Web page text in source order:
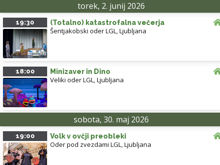
torek, 2. junij 2026
19:30 (Totalno) katastrofalna večerja
Šentjakobski oder LGL,Ljubljana
18:00 Minizaver in Dino
Veliki oder LGL,Ljubljana
sobota, 30. maj 2026
19:00 Volk v ovčji preobleki
Oder pod zvezdami LGL,Ljubljana